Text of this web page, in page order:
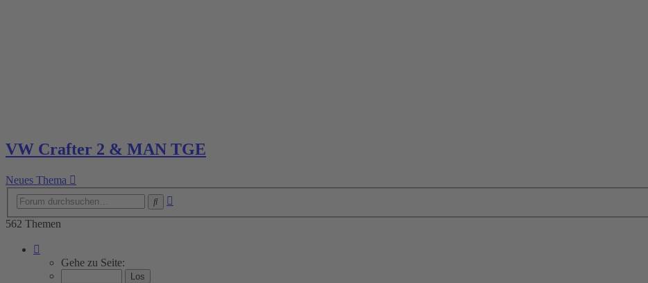
VW Crafter 2 & MAN TGE
Neues Thema
562 Themen
von
Gehe zu Seite: